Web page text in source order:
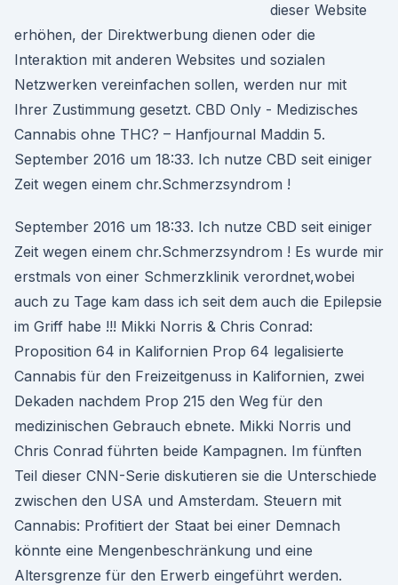
dieser Website
erhöhen, der Direktwerbung dienen oder die
Interaktion mit anderen Websites und sozialen
Netzwerken vereinfachen sollen, werden nur mit
Ihrer Zustimmung gesetzt. CBD Only - Medizisches
Cannabis ohne THC? – Hanfjournal Maddin 5.
September 2016 um 18:33. Ich nutze CBD seit einiger
Zeit wegen einem chr.Schmerzsyndrom !
September 2016 um 18:33. Ich nutze CBD seit einiger
Zeit wegen einem chr.Schmerzsyndrom ! Es wurde mir
erstmals von einer Schmerzklinik verordnet,wobei
auch zu Tage kam dass ich seit dem auch die Epilepsie
im Griff habe !!! Mikki Norris & Chris Conrad:
Proposition 64 in Kalifornien Prop 64 legalisierte
Cannabis für den Freizeitgenuss in Kalifornien, zwei
Dekaden nachdem Prop 215 den Weg für den
medizinischen Gebrauch ebnete. Mikki Norris und
Chris Conrad führten beide Kampagnen. Im fünften
Teil dieser CNN-Serie diskutieren sie die Unterschiede
zwischen den USA und Amsterdam. Steuern mit
Cannabis: Profitiert der Staat bei einer Demnach
könnte eine Mengenbeschränkung und eine
Altersgrenze für den Erwerb eingeführt werden.